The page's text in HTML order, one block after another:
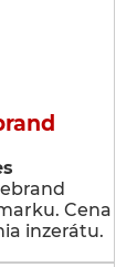
Cena
inzerátu.